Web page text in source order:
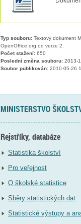
Typ souboru:Textový dokument
OpenOffice.org od verze 2.
Počet stažení:650
Poslední změna souboru:2013-
Soubor publikován:2010-05-26
MINISTERSTVO
Rejstříky, databáze
Statistika školství
Pro veřejnost
O školské statistice
Sběry statistických dat
Statistické výstupy a